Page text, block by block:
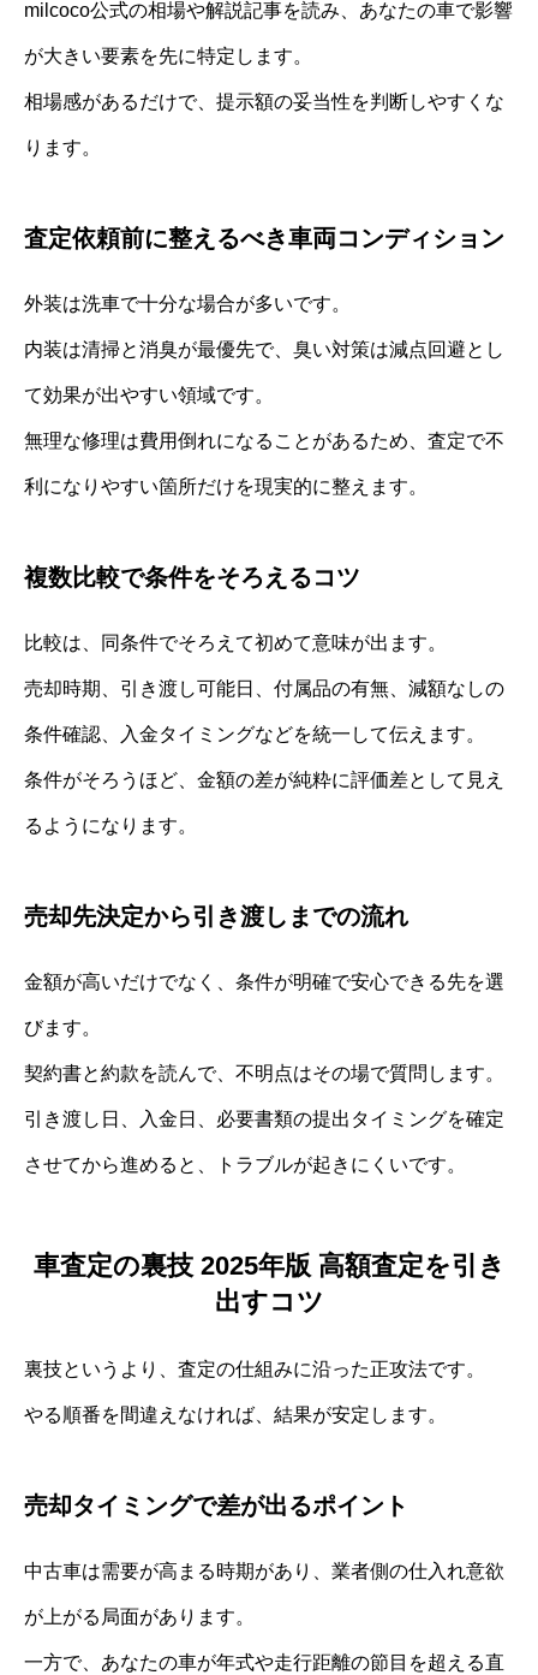
milcoco公式の相場や解説記事を読み、あなたの車で影響
が大きい要素を先に特定します。
相場感があるだけで、提示額の妥当性を判断しやすくな
ります。
査定依頼前に整えるべき車両コンディション
外装は洗車で十分な場合が多いです。
内装は清掃と消臭が最優先で、臭い対策は減点回避とし
て効果が出やすい領域です。
無理な修理は費用倒れになることがあるため、査定で不
利になりやすい箇所だけを現実的に整えます。
複数比較で条件をそろえるコツ
比較は、同条件でそろえて初めて意味が出ます。
売却時期、引き渡し可能日、付属品の有無、減額なしの
条件確認、入金タイミングなどを統一して伝えます。
条件がそろうほど、金額の差が純粋に評価差として見え
るようになります。
売却先決定から引き渡しまでの流れ
金額が高いだけでなく、条件が明確で安心できる先を選
びます。
契約書と約款を読んで、不明点はその場で質問します。
引き渡し日、入金日、必要書類の提出タイミングを確定
させてから進めると、トラブルが起きにくいです。
車査定の裏技 2025年版 高額査定を引き
出すコツ
裏技というより、査定の仕組みに沿った正攻法です。
やる順番を間違えなければ、結果が安定します。
売却タイミングで差が出るポイント
中古車は需要が高まる時期があり、業者側の仕入れ意欲
が上がる局面があります。
一方で、あなたの車が年式や走行距離の節目を超える直